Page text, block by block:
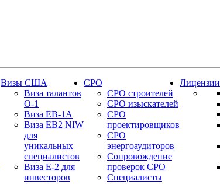
Визы США
Виза талантов
О-1
Виза EB-1A
Виза EB2 NIW
для
уникальных
специалистов
Виза E-2 для
инвесторов
СРО
СРО строителей
СРО изыскателей
СРО
проектировщиков
СРО
энергоаудиторов
Сопровождение
проверок СРО
Специалисты
Лицензии